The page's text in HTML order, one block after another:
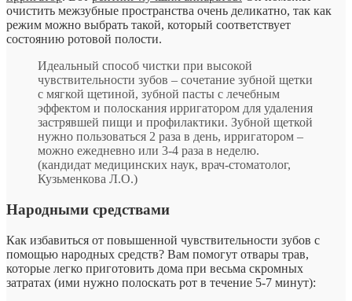
очистить межзубные пространства очень деликатно, так как
режим можно выбрать такой, который соответствует
состоянию ротовой полости.
Идеальный способ чистки при высокой
чувствительности зубов – сочетание зубной щетки
с мягкой щетиной, зубной пасты с лечебным
эффектом и полоскания ирригатором для удаления
застрявшей пищи и профилактики. Зубной щеткой
нужно пользоваться 2 раза в день, ирригатором –
можно ежедневно или 3-4 раза в неделю.
(кандидат медицинских наук, врач-стоматолог,
Кузьменкова Л.О.)
Народными средствами
Как избавиться от повышенной чувствительности зубов с
помощью народных средств? Вам помогут отвары трав,
которые легко приготовить дома при весьма скромных
затратах (ими нужно полоскать рот в течение 5-7 минут):